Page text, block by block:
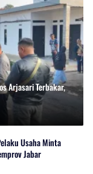
Arjasari Terbakar,
Usaha Minta
Jabar